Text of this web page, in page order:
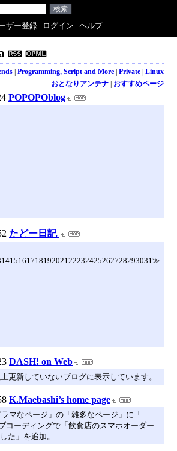
ザー登録 ログイン ヘルプ
| Programming, Script and More| Private| Linux
おとなりアンテナ| おすすめページ
POPOPOblog
たどー日記
DASH! on Web
更新していないブログに表示しています。
K.Maebashi’s home page
マなページ」の「雑多なページ」に「
コーディングで「飲食店のスマホオーダー
た」を追加。